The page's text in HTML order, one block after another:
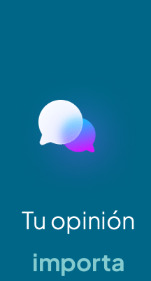
Tu opinión
importa
Avanzado con Manu Fraga ha
demostrado ser invaluable.
He experimentado un buen
retorno de inversión en